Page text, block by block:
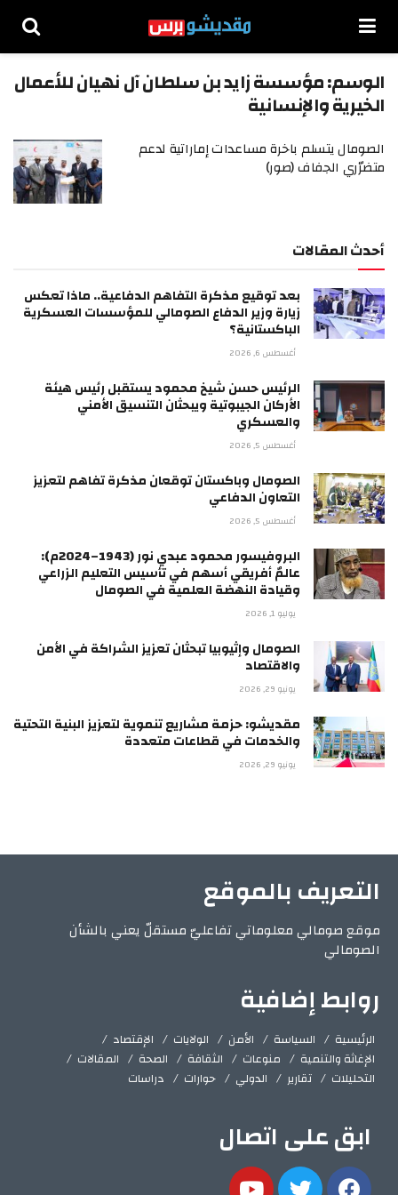
الوسم:مؤسسة زايد بن سلطان آل نهيان للأعمال
الخيرية والإنسانية
الصومال يتسلم باخرة مساعدات إماراتية لدعم
متضرّري الجفاف (صور)
أحدث المقالات
بعد توقيع مذكرة التفاهم الدفاعية.. ماذا تعكس
زيارة وزير الدفاع الصومالي للمؤسسات العسكرية
الباكستانية؟
أغسطس 6, 2026
الرئيس حسن شيخ محمود يستقبل رئيس هيئة
الأركان الجيبوتية ويبحثان التنسيق الأمني
والعسكري
أغسطس 5, 2026
الصومال وباكستان توقعان مذكرة تفاهم لتعزيز
التعاون الدفاعي
أغسطس 5, 2026
البروفيسور محمود عبدي نور (1943–2024م):
عالمٌ أفريقي أسهم في تأسيس التعليم الزراعي
وقيادة النهضة العلمية في الصومال
يوليو 1, 2026
الصومال وإثيوبيا تبحثان تعزيز الشراكة في الأمن
والاقتصاد
يونيو 29, 2026
مقديشو: حزمة مشاريع تنموية لتعزيز البنية التحتية
والخدمات في قطاعات متعددة
يونيو 29, 2026
التعريف بالموقع
موقع صومالي معلوماتي تفاعليّ مستقلّ يعني بالشأن
الصومالي
روابط إضافية
الرئيسية السياسة الأمن الولايات
الإقتصاد
الإغاثة والتنمية
منوعات الثقافة الصحة
المقالات
التحليلات
تقارير الدولي حوارات دراسات
ابق على اتصال